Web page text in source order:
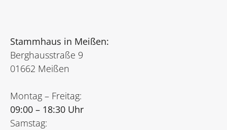
Stammhaus in Meißen:
Berghausstraße 9
01662 Meißen
Montag – Freitag:
09:00 – 18:30 Uhr
Samstag: